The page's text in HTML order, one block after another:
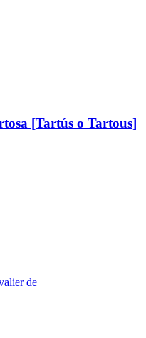
[Tartús o Tartous]
de